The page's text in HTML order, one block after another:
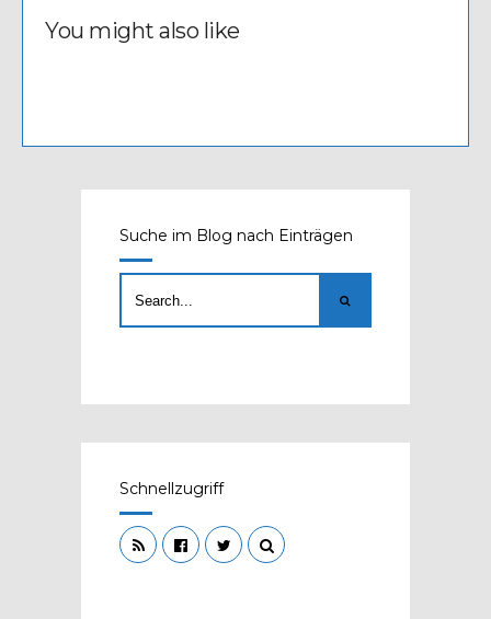
You might also like
Suche im Blog nach Einträgen
Schnellzugriff